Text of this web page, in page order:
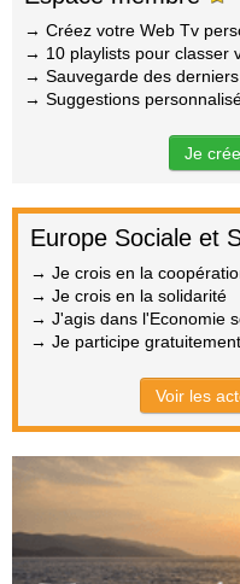
→ Créez votre Web Tv
→ 10 playlists pour classer
→ Sauvegarde des
→ Suggestions
Je
Europe Sociale et
→ Je crois en la
→ Je crois en la solidarité
→ J'agis dans l'Economie
→ Je participe
Voir les